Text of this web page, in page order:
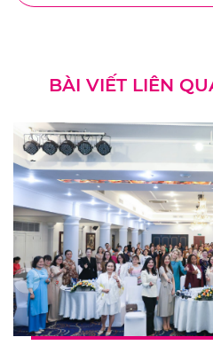
BÀI VIẾT LIÊN